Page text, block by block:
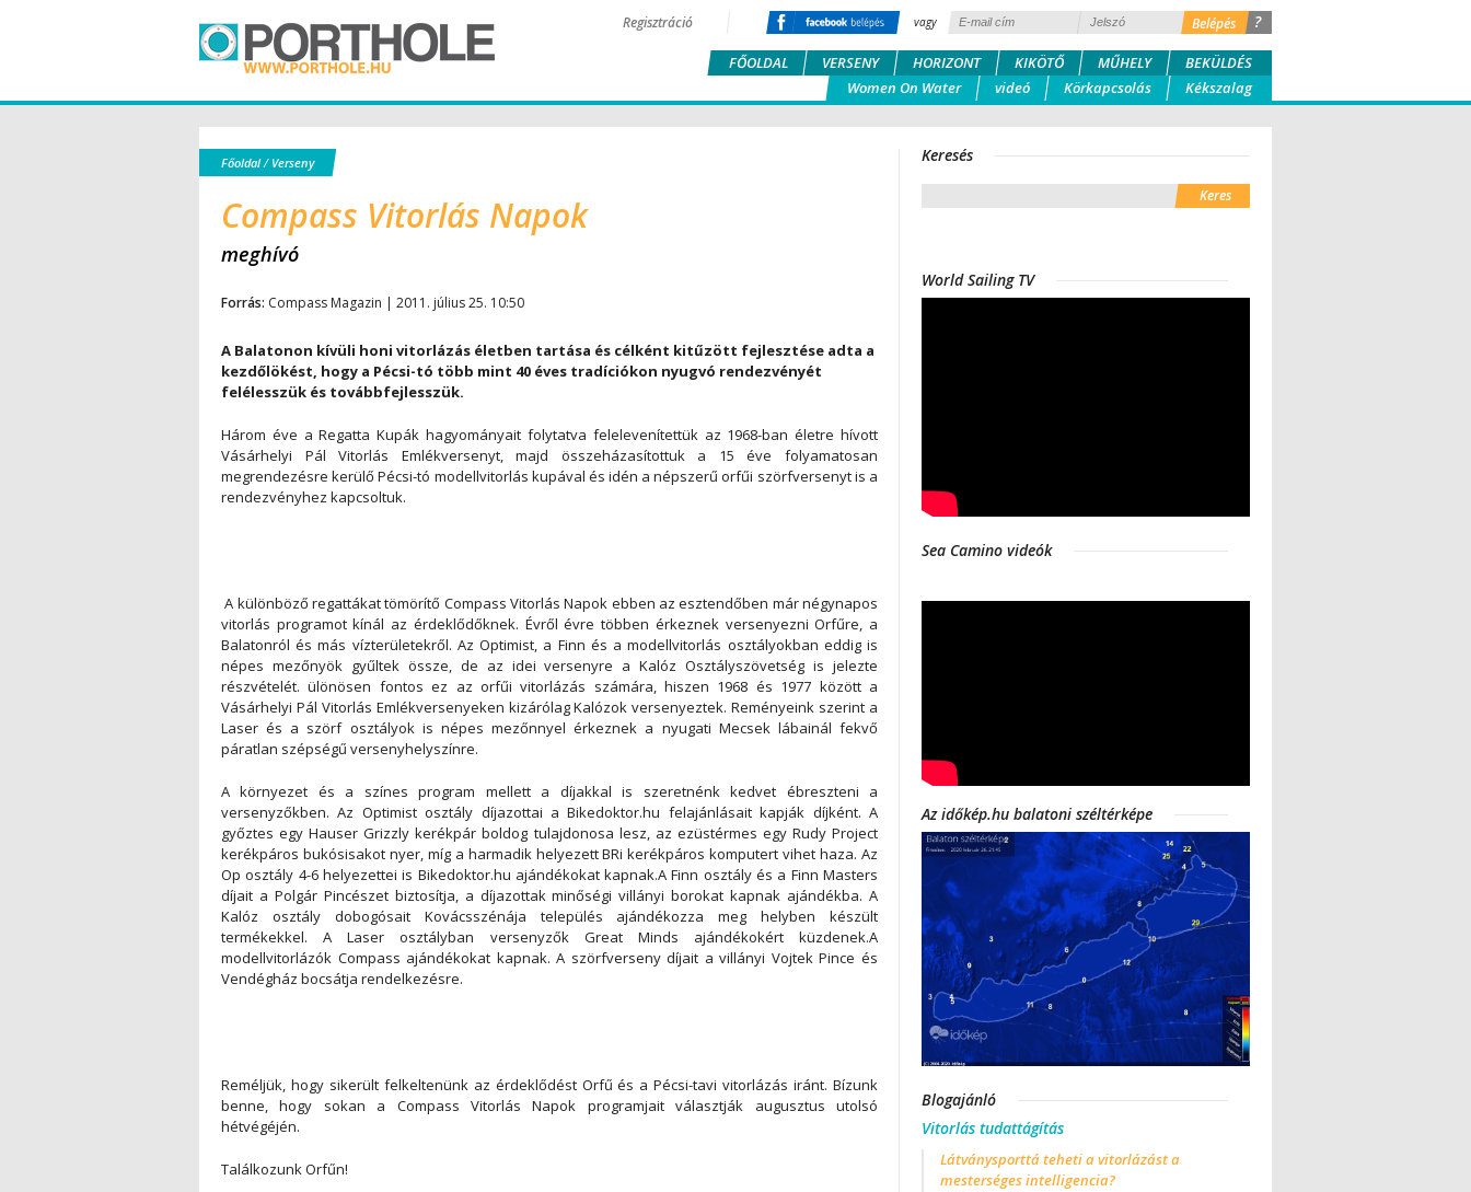
?
vagy
Regisztráció
FŐOLDAL VERSENY HORIZONT KIKÖTŐ MŰHELY
BEKÜLDÉS
Women On Water
videó Körkapcsolás Kékszalag
Főoldal/ Verseny
Compass Vitorlás Napok
meghívó
Forrás: Compass Magazin | 2011. július 25. 10:50
A Balatonon kívüli honi vitorlázás életben tartása és célként kitűzött fejlesztése adta a
kezdőlökést, hogy a Pécsi-tó több mint 40 éves tradíciókon nyugvó rendezvényét
felélesszük és továbbfejlesszük.
Három éve a Regatta Kupák hagyományait folytatva felelevenítettük az 1968-ban életre hívott
Vásárhelyi Pál Vitorlás Emlékversenyt, majd összeházasítottuk a 15 éve folyamatosan
megrendezésre kerülő Pécsi-tó modellvitorlás kupával és idén a népszerű orfűi szörfversenyt is a
rendezvényhez kapcsoltuk.
A különböző regattákat tömörítő Compass Vitorlás Napok ebben az esztendőben már négynapos
vitorlás programot kínál az érdeklődőknek. Évről évre többen érkeznek versenyezni Orfűre, a
Balatonról és más vízterületekről. Az Optimist, a Finn és a modellvitorlás osztályokban eddig is
népes mezőnyök gyűltek össze, de az idei versenyre a Kalóz Osztályszövetség is jelezte
részvételét. ülönösen fontos ez az orfűi vitorlázás számára, hiszen 1968 és 1977 között a
Vásárhelyi Pál Vitorlás Emlékversenyeken kizárólag Kalózok versenyeztek. Reményeink szerint a
Laser és a szörf osztályok is népes mezőnnyel érkeznek a nyugati Mecsek lábainál fekvő
páratlan szépségű versenyhelyszínre.
A környezet és a színes program mellett a díjakkal is szeretnénk kedvet ébreszteni a
versenyzőkben. Az Optimist osztály díjazottai a Bikedoktor.hu felajánlásait kapják díjként. A
győztes egy Hauser Grizzly kerékpár boldog tulajdonosa lesz, az ezüstérmes egy Rudy Project
kerékpáros bukósisakot nyer, míg a harmadik helyezett BRi kerékpáros komputert vihet haza. Az
Op osztály 4-6 helyezettei is Bikedoktor.hu ajándékokat kapnak.A Finn osztály és a Finn Masters
díjait a Polgár Pincészet biztosítja, a díjazottak minőségi villányi borokat kapnak ajándékba. A
Kalóz osztály dobogósait Kovácsszénája település ajándékozza meg helyben készült
termékekkel. A Laser osztályban versenyzők Great Minds ajándékokért küzdenek.A
modellvitorlázók Compass ajándékokat kapnak. A szörfverseny díjait a villányi Vojtek Pince és
Vendégház bocsátja rendelkezésre.
Reméljük, hogy sikerült felkeltenünk az érdeklődést Orfű és a Pécsi-tavi vitorlázás iránt. Bízunk
benne, hogy sokan a Compass Vitorlás Napok programjait választják augusztus utolsó
hétvégéjén.
Találkozunk Orfűn!
Keresés
World Sailing TV
Sea Camino videók
Az időkép.hu balatoni széltérképe
Blogajánló
Vitorlás tudattágítás
Látványsporttá teheti a vitorlázást a
mesterséges intelligencia?